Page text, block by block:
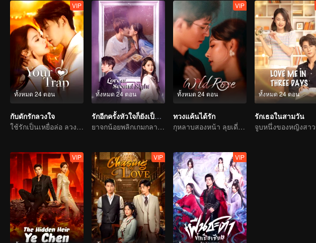
ทั้งหมด 24 ตอน
VIP
กับดักรักลวงใจ
ใช้รักเป็นเหยื่อล่อ ลวงคุณให้ติดกับแสนล้ำลึก
ทั้งหมด 24 ตอน
รักอีกครั้งหัวใจก็ยังเป็นเธอ
ยาจกน้อยพลิกเกมกลายเป็นประธานจอมเผด็จการไล่จีบรักแรก
ทั้งหมด 24 ตอน
VIP
ทวงแค้นได้รัก
กุหลาบสองหน้า ลุยเดี่ยวเข้าสู่เกม
ทั้งหมด 24 ตอน
รักเธอในสามวัน
VIP VIP VIP